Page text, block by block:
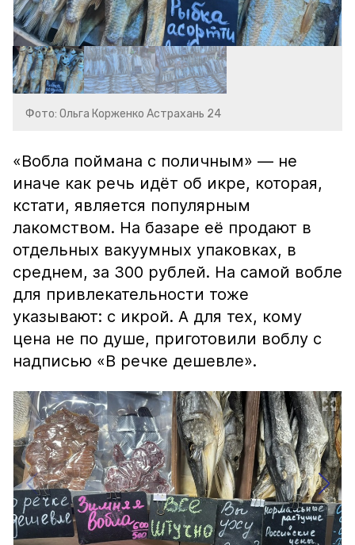
Фото: Ольга Корженко Астрахань 24
«Вобла поймана с поличным» — не
иначе как речь идёт об икре, которая,
кстати, является популярным
лакомством. На базаре её продают в
отдельных вакуумных упаковках, в
среднем, за 300 рублей. На самой вобле
для привлекательности тоже
указывают: с икрой. А для тех, кому
цена не по душе, приготовили воблу с
надписью «В речке дешевле».